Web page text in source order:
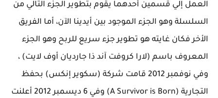
العمل إلي قسمين أحدهما يقوم بتطوير الجزء التالي من
السلسلة وهو الجزء الموجود بين أيدينا الآن، أما الفريق
الأخر فكان غايته هو تطوير جزء سريع للربح وهو الجزء
المعروف باسم (لارا كروفت آند ذا جارديان أوف لايت) ،
وفي نوفمبر 2012 قامت شركة (سكوير إنكس) بحفظ
التجارية (A Survivor is Born) وفي 6 ديسمبر 2012 أعلنت